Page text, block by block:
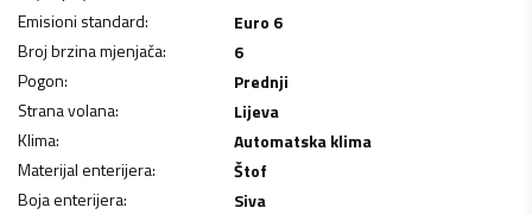
Emisioni standard:
Euro 6
Broj brzina mjenjača:
6
Pogon:
Prednji
Strana volana:
Lijeva
Klima:
Automatska klima
Materijal enterijera:
Štof
Boja enterijera:
Siva